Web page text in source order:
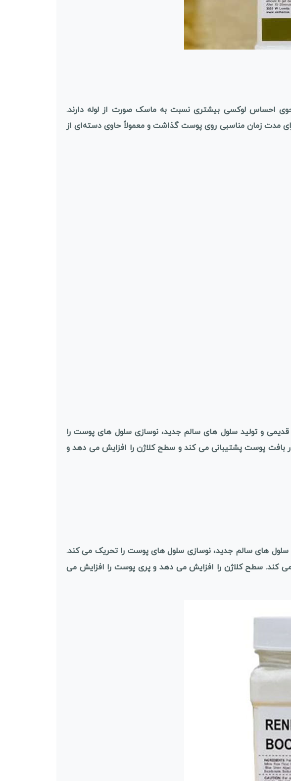
احساس لوکسی بیشتری نسبت به ماسک صورت از لوله دارند.
مدت زمان مناسبی روی پوست گذاشت و معمولاً حاوی دسته‌ای از
و تولید سلول های سالم جدید، نوسازی سلول های پوست را
بافت پوست پشتیبانی می کند و سطح کلاژن را افزایش می دهد و
های سالم جدید، نوسازی سلول های پوست را تحریک می کند.
کند. سطح کلاژن را افزایش می دهد و پری پوست را افزایش می